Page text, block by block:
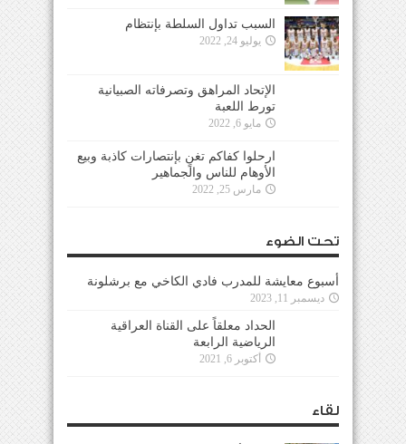
السبب تداول السلطة بإنتظام
يوليو 24, 2022
الإتحاد المراهق وتصرفاته الصبيانية
تورط اللعبة
مايو 6, 2022
ارحلوا كفاكم تغنٍ بإنتصارات كاذبة وبيع
الأوهام للناس والجماهير
مارس 25, 2022
تحت الضوء
أسبوع معايشة للمدرب فادي الكاخي مع برشلونة
ديسمبر 11, 2023
الحداد معلقاً على القناة العراقية
الرياضية الرابعة
أكتوبر 6, 2021
لقاء